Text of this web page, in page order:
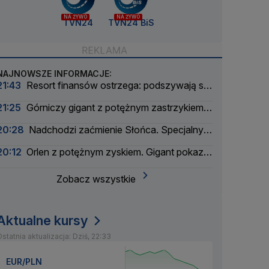
NA ŻYWO
TVN24
NA ŻYWO
TVN24 BiS
INFORMACJE:
Resort finansów ostrzega: podszywają się
Górniczy gigant z potężnym zastrzykiem
Nadchodzi zaćmienie Słońca. Specjalny
Orlen z potężnym zyskiem. Gigant pokazał
Zobacz wszystkie
kursy
aktualizacja: Dziś, 22:33
EUR/PLN